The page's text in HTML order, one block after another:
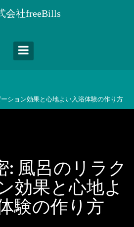
会社freeBills
ション効果と心地よい入浴体験の作り方
: 風呂のリラク
効果と心地よ
験の作り方